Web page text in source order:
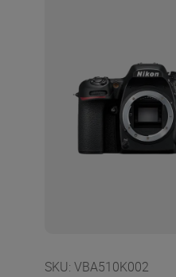
SKU: VBA510K002